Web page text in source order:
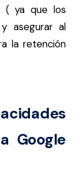
( ya que los
asegurar al
la retención
Google